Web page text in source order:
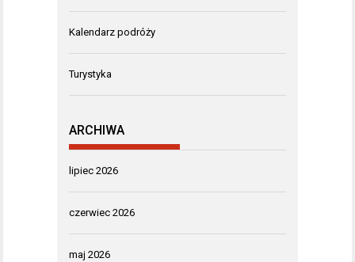
Kalendarz podróży
Turystyka
ARCHIWA
lipiec 2026
czerwiec 2026
maj 2026